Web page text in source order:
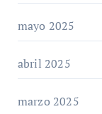
mayo 2025
abril 2025
marzo 2025